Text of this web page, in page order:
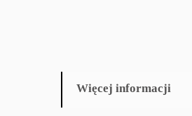
Więcej informacji